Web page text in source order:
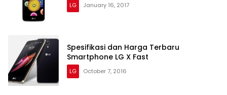
LG January 16, 2017
Spesifikasi dan Harga Terbaru
Smartphone LG X Fast
LG October 7, 2016